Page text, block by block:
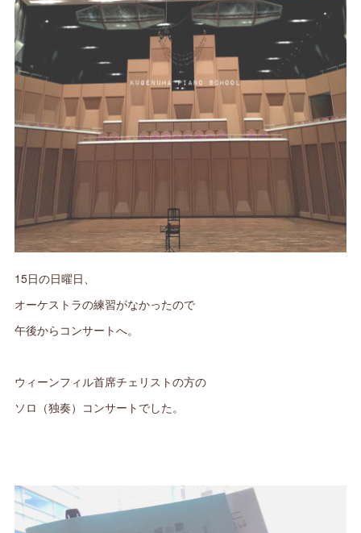
15日の日曜日、
オーケストラの練習がなかったので
午後からコンサートへ。
ウィーンフィル首席チェリストの方の
ソロ（独奏）コンサートでした。